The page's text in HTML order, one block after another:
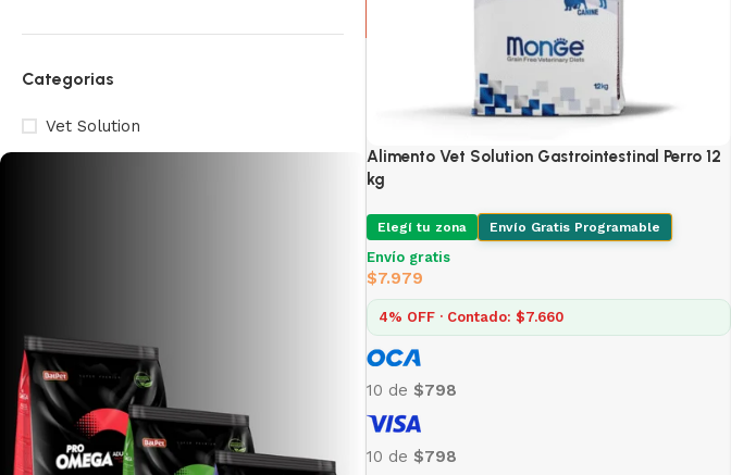
Categorias
Vet Solution
Alimento Vet Solution Gastrointestinal Perro 12
kg
Elegí tu zona Envío Gratis Programable
Envío gratis
$7.979
4% OFF · Contado: $7.660
10 de $798
10 de $798